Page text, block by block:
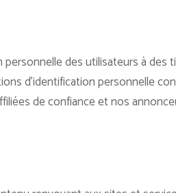
des utilisateurs à des
d’identification personnelle
de confiance et nos